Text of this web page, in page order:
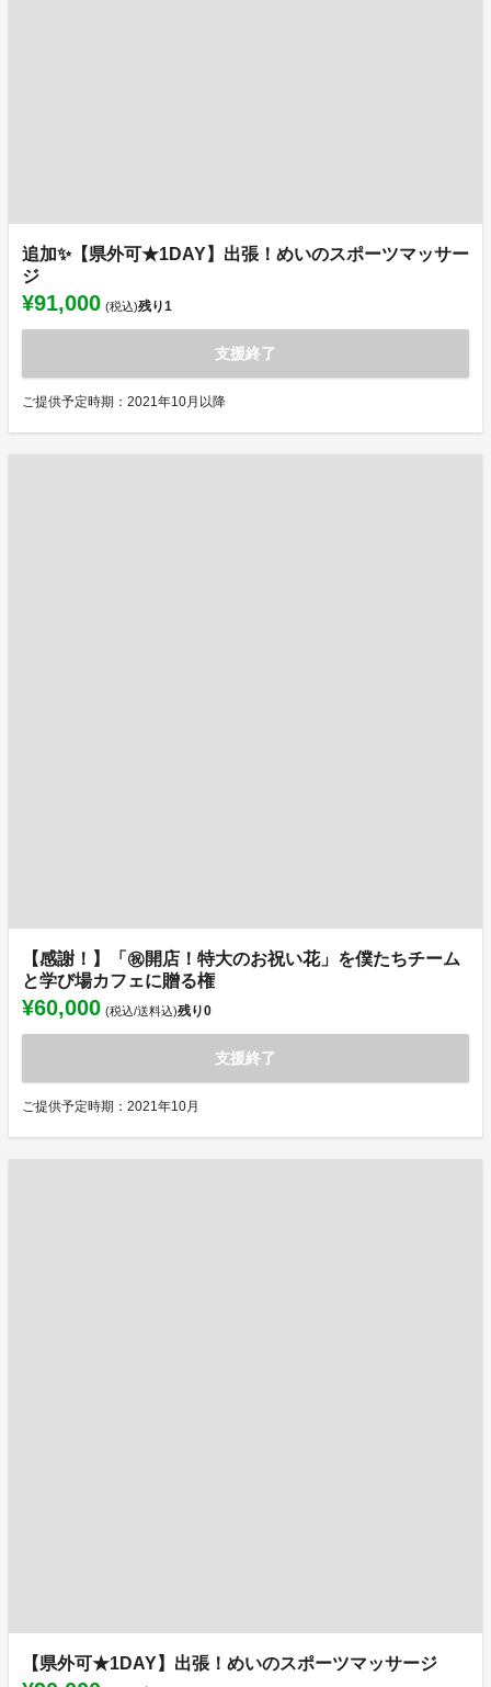
追加✨【県外可★1DAY】出張！めいのスポーツマッサー
ジ
¥91,000 (税込)残り1
支援終了
ご提供予定時期：2021年10月以降
【感謝！】「㊗️開店！特大のお祝い花」を僕たちチーム
と学び場カフェに贈る権
¥60,000 (税込/送料込)残り0
支援終了
ご提供予定時期：2021年10月
【県外可★1DAY】出張！めいのスポーツマッサージ